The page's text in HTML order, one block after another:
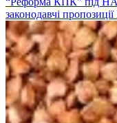
законодавчі